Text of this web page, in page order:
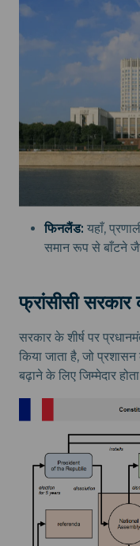
फिनलैंड: यहाँ,
समान रूप से बाँटने
फ्रांसीसी सरकार
सरकार के शीर्ष पर
किया जाता है, जो
बढ़ाने के लिए जिम्मेदार